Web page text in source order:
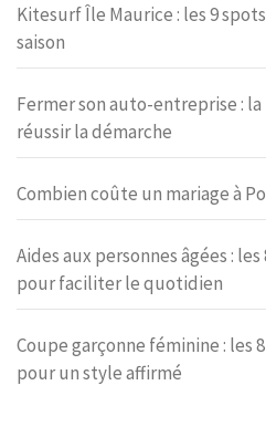
Kitesurf Île Maurice : les 9
saison
Fermer son auto-entreprise :
réussir la démarche
Combien coûte un mariage à
Aides aux personnes âgées :
pour faciliter le quotidien
Coupe garçonne féminine : les
pour un style affirmé